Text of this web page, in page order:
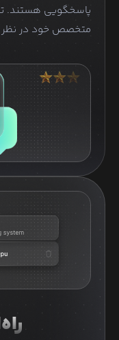
پاسخگویی هستند.
متخصص خود در نظر